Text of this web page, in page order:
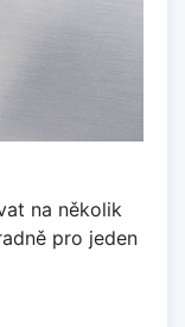
na několik
pro jeden